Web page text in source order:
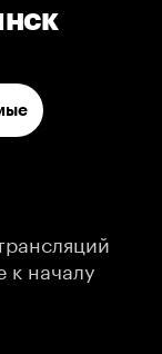
к началу